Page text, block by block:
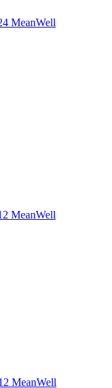
MeanWell
MeanWell
MeanWell